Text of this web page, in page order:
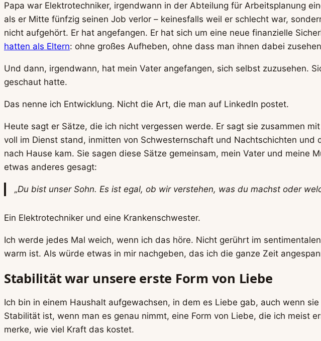
Papa war Elektrotechniker, irgendwann in der Abteilung für Arbeitsplanung
als er Mitte fünfzig seinen Job verlor – keinesfalls weil er schlecht war,
nicht aufgehört. Er hat angefangen. Er hat sich um eine neue finanzielle
hatten als Eltern: ohne großes Aufheben, ohne dass man ihnen dabei
Und dann, irgendwann, hat mein Vater angefangen, sich selbst zuzusehen.
geschaut hatte.
Das nenne ich Entwicklung. Nicht die Art, die man auf LinkedIn postet.
Heute sagt er Sätze, die ich nicht vergessen werde. Er sagt sie zusammen
voll im Dienst stand, inmitten von Schwesternschaft und Nachtschichten
nach Hause kam. Sie sagen diese Sätze gemeinsam, mein Vater und
etwas anderes gesagt:
„Du bist unser Sohn. Es ist egal, ob wir verstehen, was du machst oder
Ein Elektrotechniker und eine Krankenschwester.
Ich werde jedes Mal weich, wenn ich das höre. Nicht gerührt im
warm ist. Als würde etwas in mir nachgeben, das ich die ganze Zeit
Stabilität war unsere erste Form von Liebe
Ich bin in einem Haushalt aufgewachsen, in dem es Liebe gab, auch wenn
Stabilität ist, wenn man es genau nimmt, eine Form von Liebe, die ich meist
merke, wie viel Kraft das kostet.